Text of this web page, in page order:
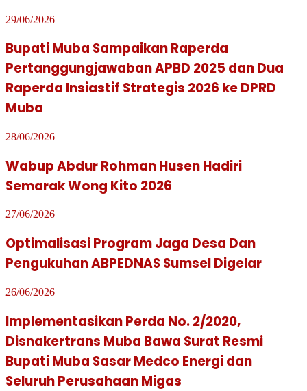
29/06/2026
Bupati Muba Sampaikan Raperda
Pertanggungjawaban APBD 2025 dan Dua
Raperda Insiastif Strategis 2026 ke DPRD
Muba
28/06/2026
Wabup Abdur Rohman Husen Hadiri
Semarak Wong Kito 2026
27/06/2026
Optimalisasi Program Jaga Desa Dan
Pengukuhan ABPEDNAS Sumsel Digelar
26/06/2026
Implementasikan Perda No. 2/2020,
Disnakertrans Muba Bawa Surat Resmi
Bupati Muba Sasar Medco Energi dan
Seluruh Perusahaan Migas